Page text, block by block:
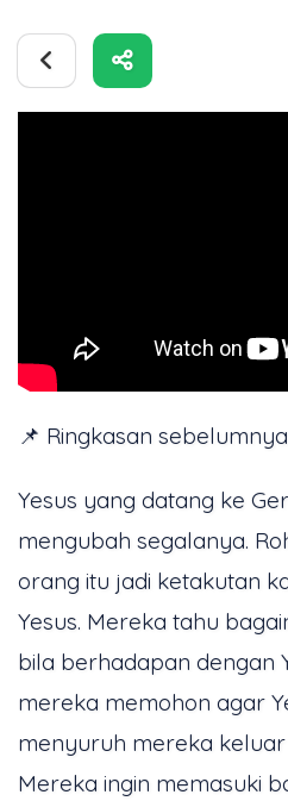
📌 Ringkasan
Yesus yang datang ke
mengubah segalanya.
orang itu jadi ketakutan
Yesus. Mereka tahu
bila berhadapan dengan
mereka memohon agar
menyuruh mereka
Mereka ingin memasuki